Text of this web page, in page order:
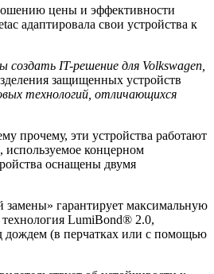
цены и эффективности
адаптировала свои устройства к
IT-решение для Volkswagen,
защищенных устройств
технологий, отличающихся
прочему, эти устройства работают
концерном
оснащены двумя
замены» гарантирует максимальную
LumiBond® 2.0,
дождем (в перчатках или с помощью